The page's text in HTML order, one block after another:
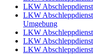
LKW
LKW
Umgebung
LKW
LKW
LKW